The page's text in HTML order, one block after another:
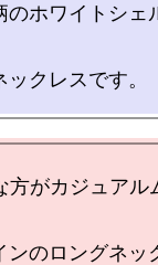
のホワイトシェ
方がカジュアル
ンのロングネ